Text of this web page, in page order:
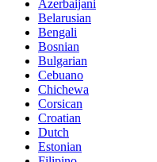
Azerbaijani
Belarusian
Bengali
Bosnian
Bulgarian
Cebuano
Chichewa
Corsican
Croatian
Dutch
Estonian